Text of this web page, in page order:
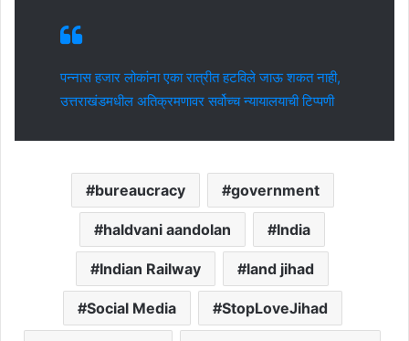
पन्नास हजार लोकांना एका रात्रीत हटविले जाऊ शकत नाही,
उत्तराखंडमधील अतिक्रमणावर सर्वोच्च न्यायालयाची टिप्पणी
bureaucracy government
haldvani aandolan India
Indian Railway land jihad
Social Media StopLoveJihad